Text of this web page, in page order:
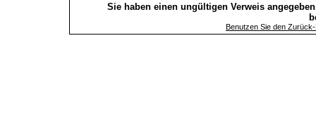
Sie haben einen ungültigen Verweis
Benutzen Sie den